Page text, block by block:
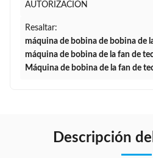
AUTORIZACIÓN
Resaltar:
máquina de bobina de bobina de
máquina de bobina de la fan de
Máquina de bobina de la fan de
Descripción